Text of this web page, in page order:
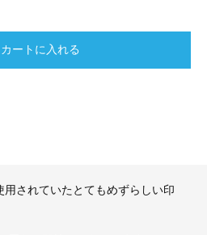
カートに入れる
されていたとてもめずらしい印